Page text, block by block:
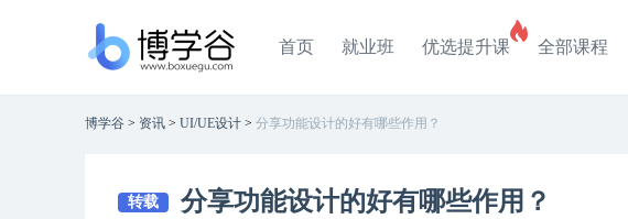
首页 就业班 优选提升课 全部课程
博学谷 > 资讯 > UI/UE设计 > 分享功能设计的好有哪些作用？
转载 分享功能设计的好有哪些作用？